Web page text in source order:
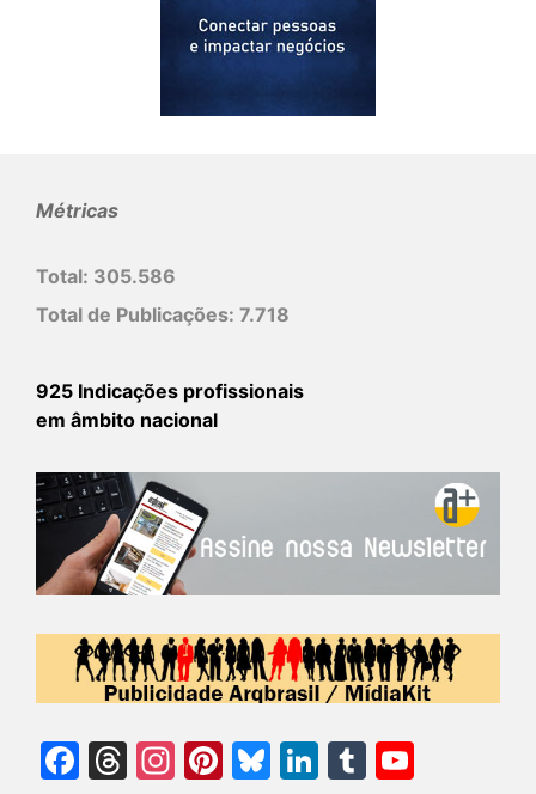
Métricas
Total: 305.586
Total de Publicações: 7.718
925 Indicações profissionais
em âmbito nacional
Facebook
Threads
Instagram
Pinterest
Bluesky
LinkedIn
Tumblr